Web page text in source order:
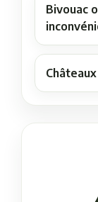
Bivouac